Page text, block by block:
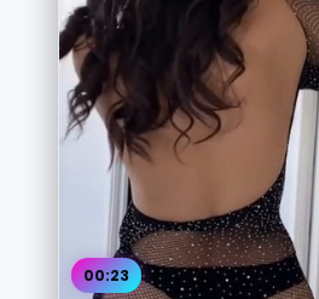
00:23